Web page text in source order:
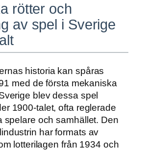
rötter och
av spel i Sverige
historia kan spåras
med de första mekaniska
blev dessa spel
1900-talet, ofta reglerade
spelare och samhället. Den
har formats av
lotterilagen från 1934 och